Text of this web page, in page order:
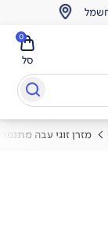
סל
0
מזרן זוגי עבה